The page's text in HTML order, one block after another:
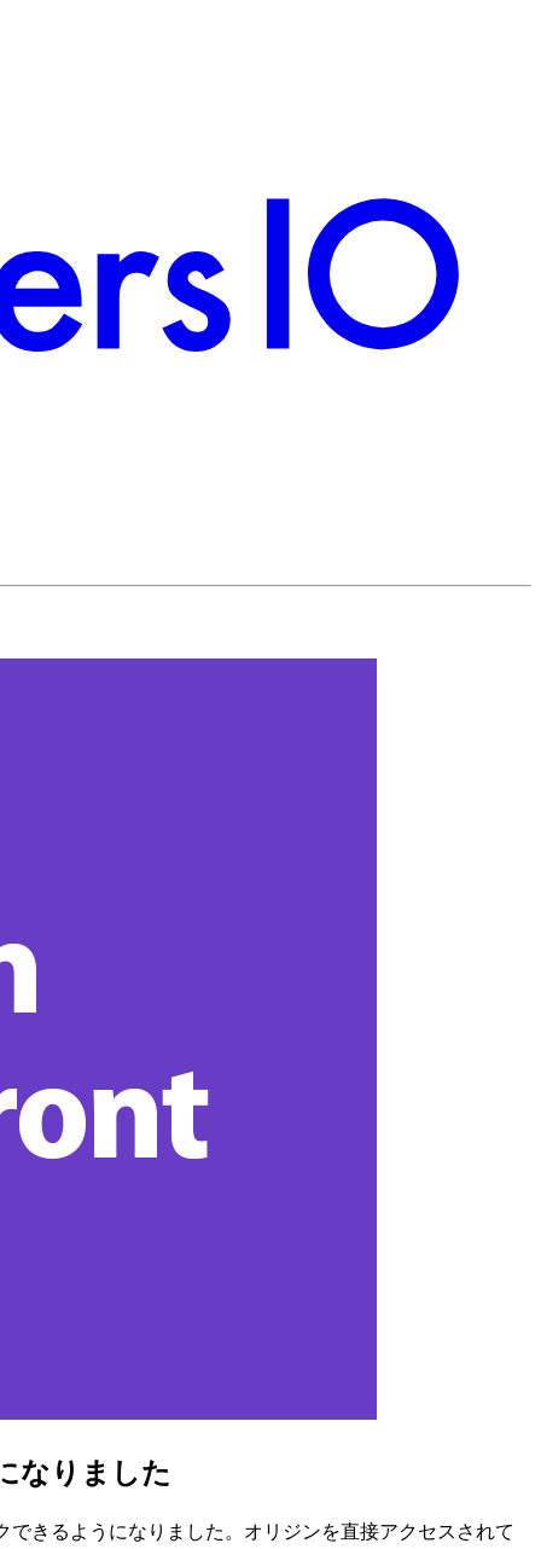
なりました
きるようになりました。オリジンを直接アクセスされて